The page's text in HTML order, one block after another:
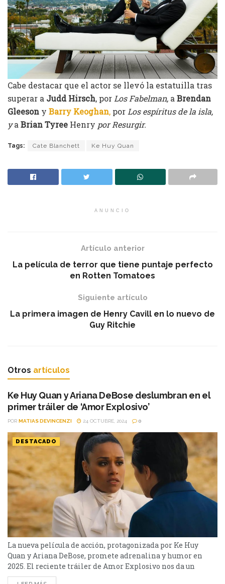
Cabe destacar que el actor se llevó la estatuilla tras
superar a Judd Hirsch, por Los Fabelman, a Brendan
Gleeson y Barry Keoghan, por Los espíritus de la isla,
ya Brian Tyree Henry por Resurgir.
Tags: Cate Blanchett Ke Huy Quan
ANUNCIO
Artículo anterior
La película de terror que tiene puntaje perfecto
en Rotten Tomatoes
Siguiente artículo
La primera imagen de Henry Cavill en lo nuevo de
Guy Ritchie
Otros artículos
Ke Huy Quan y Ariana DeBose deslumbran en el
primer tráiler de ‘Amor Explosivo’
POR MATIAS DEVINCENZI 24 OCTUBRE, 2024 0
DESTACADO
La nueva película de acción, protagonizada por Ke Huy
Quan y Ariana DeBose, promete adrenalina y humor en
2025. El reciente tráiler de Amor Explosivo nos da un
vistazo a la próxima película de acción protagonizada por